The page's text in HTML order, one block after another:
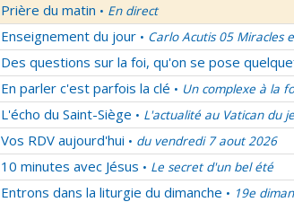
Prière du matin • En direct
Enseignement du jour • Carlo Acutis 05 Miracles
Des questions sur la foi, qu'on se pose
En parler c'est parfois la clé • Un complexe à la
L'écho du Saint-Siège • L'actualité au Vatican du
Vos RDV aujourd'hui • du vendredi 7 aout 2026
10 minutes avec Jésus • Le secret d'un bel été
Entrons dans la liturgie du dimanche • 19e